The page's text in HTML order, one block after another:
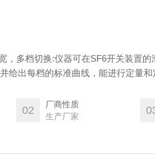
，多档切换:仪器可在SF6开关装置的
给出每档的标准曲线，能进行定量和
02
厂商性质
生产厂家